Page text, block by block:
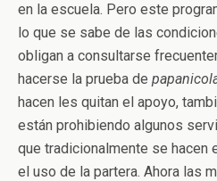
en la escuela. Pero este
lo que se sabe de las
obligan a consultarse
hacerse la prueba de
hacen les quitan el apoyo,
están prohibiendo algunos
que tradicionalmente se hacen
el uso de la partera. Ahora las